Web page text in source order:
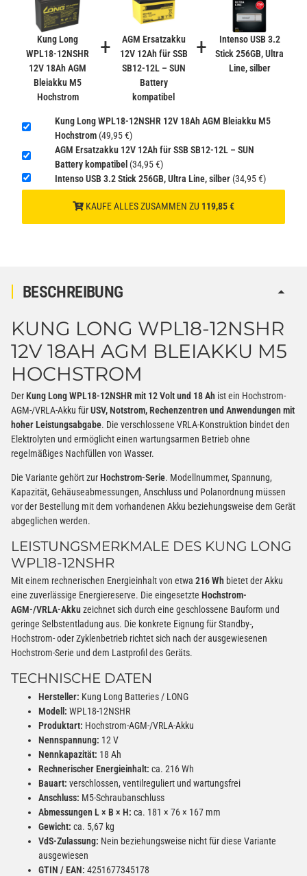
inkl. 19% USt. zzgl.Versand
(Gefahrgut UN3090 Versand
gem. SV188 ADR)
+
Verbatim Cool'n'Go AirJet Handventilator 4000mAh
Grau Lila
inkl. 19% USt. zzgl.Versand
(Gefahrgut UN3480 Versand
gem. SV188 ADR)
− +
Verbatim Cool'n'Go AirJet Handventilator Weiß Silber
4000mAh
22,95 €
Kung Long
WPL18-12NSHR
12V 18Ah AGM
Bleiakku M5
Hochstrom
+
AGM Ersatzakku
12V 12Ah für SSB
SB12-12L – SUN
Battery
kompatibel
+
Intenso USB 3.2
Stick 256GB, Ultra
Line, silber
Kung Long WPL18-12NSHR 12V 18Ah AGM Bleiakku M5
Hochstrom (49,95 €)
AGM Ersatzakku 12V 12Ah für SSB SB12-12L – SUN
Battery kompatibel (34,95 €)
Intenso USB 3.2 Stick 256GB, Ultra Line, silber (34,95 €)
KAUFE ALLES ZUSAMMEN ZU 119,85 €
BESCHREIBUNG
KUNG LONG WPL18-12NSHR
12V 18AH AGM BLEIAKKU M5
HOCHSTROM
DerKung Long WPL18-12NSHR mit 12 Volt und 18 Ah ist ein Hochstrom-
AGM-/VRLA-Akku fürUSV, Notstrom, Rechenzentren und Anwendungen mit
hoher Leistungsabgabe. Die verschlossene VRLA-Konstruktion bindet den
Elektrolyten und ermöglicht einen wartungsarmen Betrieb ohne
regelmäßiges Nachfüllen von Wasser.
Die Variante gehört zurHochstrom-Serie. Modellnummer, Spannung,
Kapazität, Gehäuseabmessungen, Anschluss und Polanordnung müssen
vor der Bestellung mit dem vorhandenen Akku beziehungsweise dem Gerät
abgeglichen werden.
LEISTUNGSMERKMALE DES KUNG LONG
WPL18-12NSHR
Mit einem rechnerischen Energieinhalt von etwa 216 Wh bietet der Akku
eine zuverlässige Energiereserve. Die eingesetzte Hochstrom-
AGM-/VRLA-Akkuzeichnet sich durch eine geschlossene Bauform und
geringe Selbstentladung aus. Die konkrete Eignung für Standby-,
Hochstrom- oder Zyklenbetrieb richtet sich nach der ausgewiesenen
Hochstrom-Serie und dem Lastprofil des Geräts.
TECHNISCHE DATEN
Hersteller: Kung Long Batteries / LONG
Modell: WPL18-12NSHR
Produktart: Hochstrom-AGM-/VRLA-Akku
Nennspannung: 12 V
Nennkapazität: 18 Ah
Rechnerischer Energieinhalt: ca. 216 Wh
Bauart: verschlossen, ventilreguliert und wartungsfrei
Anschluss: M5-Schraubanschluss
Abmessungen L × B × H: ca. 181 × 76 × 167 mm
Gewicht: ca. 5,67 kg
VdS-Zulassung: Nein beziehungsweise nicht für diese Variante
ausgewiesen
GTIN / EAN: 4251677345178